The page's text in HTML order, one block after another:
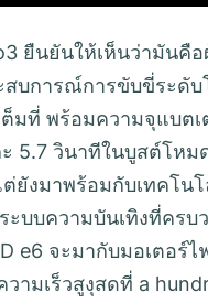
ยืนยันให้เห็นว่ามัน
บการณ์การขับขี่ระดั
มที่ พร้อมความจุแบต
5.7 วินาทีในบูสต์โห
งมาพร้อมกับเทคโนโ
บบความบันเทิงที่ครบ
e6 จะมากับมอเตอร์
ามเร็วสูงุสดที่ a